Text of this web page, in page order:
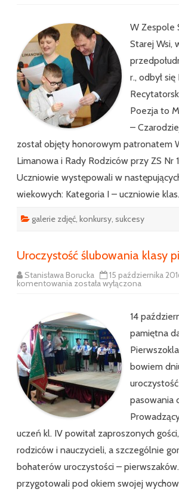
„Poezja
to
My”.
Jan
Brzechwa
–
Czarodziej
Słowa
W Zespole
Starej Wsi,
r., odbył
Poezja to
–
został objęty honorowym patronatem
Limanowa i Rady Rodziców przy ZS Nr
Uczniowie występowali w
wiekowych: Kategoria I – uczniowie
galerie zdjęć konkursy sukcesy
Uroczystość ślubowania klasy
Stanisława Borucka 15 października
komentowania Uroczystość
ślubowania
została wyłączona
14
pamiętna
bowiem
pasowania
uczeń kl. IV powitał zaproszonych
rodziców i nauczycieli, a szczególnie
bohaterów uroczystości –
przygotowali pod okiem swojej